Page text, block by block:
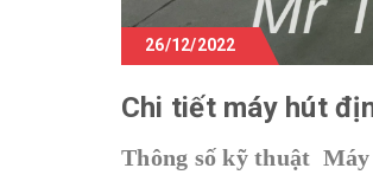
26/12/2022
Chi tiết máy hút
Thông số kỹ thuật